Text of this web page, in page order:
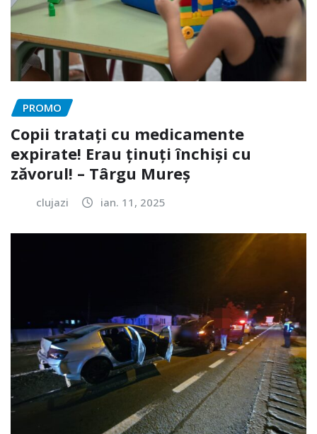
PROMO
Copii tratați cu medicamente
expirate! Erau ținuți închiși cu
zăvorul! – Târgu Mureș
clujazi ian. 11, 2025